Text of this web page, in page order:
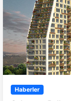
Haberler